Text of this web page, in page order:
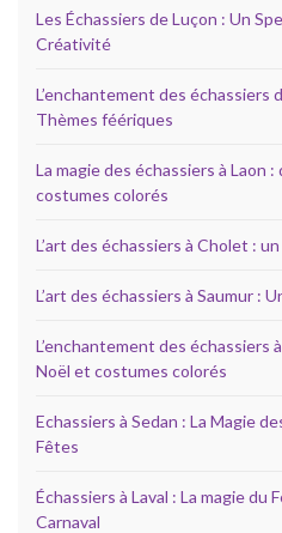
Les Échassiers de Luçon : Un
Créativité
L’enchantement des échassiers
Thèmes féériques
La magie des échassiers à Laon
costumes colorés
L’art des échassiers à Cholet :
L’art des échassiers à Saumur :
L’enchantement des échassiers
Noël et costumes colorés
Echassiers à Sedan : La Magie
Fêtes
Échassiers à Laval : La magie du
Carnaval